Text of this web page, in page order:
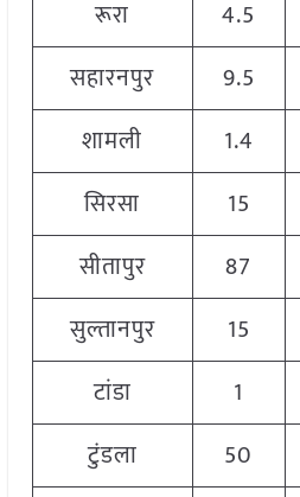
रूरा 4.5
सहारनपुर
9.5
शामली
1.4
सिरसा
15
सीतापुर
87
सुल्तानपुर
15
टांडा
1
टुंडला
50